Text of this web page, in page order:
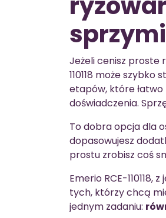
Jeżeli cenisz proste
110118 może
etapów, które
doświadczenia.
To dobra opcja dla
dopasowujesz
prostu zrobisz coś
Emerio RCE-
tych, którzy chcą
jednym zadaniu: